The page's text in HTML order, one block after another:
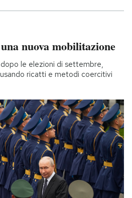
nuova mobilitazione
le elezioni di settembre,
ricatti e metodi coercitivi